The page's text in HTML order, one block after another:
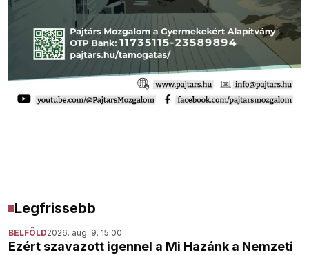
Legfrissebb
BELFÖLD2026. aug. 9. 15:00
Ezért szavazott igennel a Mi Hazánk a Nemzeti